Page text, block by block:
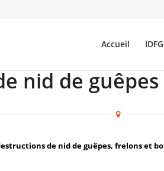
Accueil IDFG
nid de
de nid de guêpes, frelons et